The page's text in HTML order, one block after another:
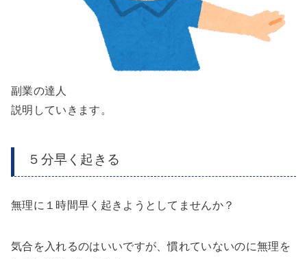
副業の達人
説明していきます。
５分早く起きる
無理に１時間早く起きようとしてませんか？
気合を入れるのはいいですが、慣れていないのに無理を